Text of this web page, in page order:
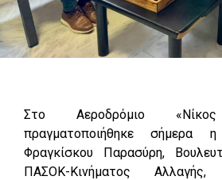
Στο Αεροδρόμιο «Νίκος
πραγματοποιήθηκε σήμερα
Φραγκίσκου Παρασύρη,
ΠΑΣΟΚ-Κινήματος